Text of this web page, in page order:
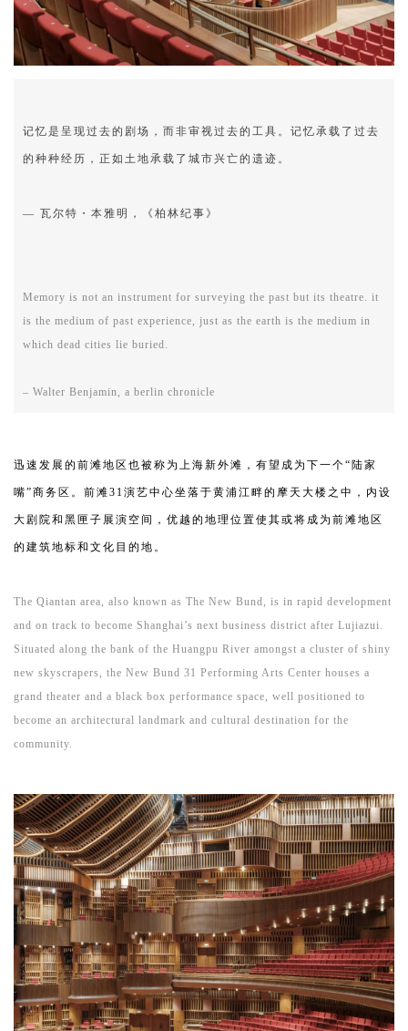
记忆是呈现过去的剧场，而非审视过去的工具。记忆承载了过去
的种种经历，正如土地承载了城市兴亡的遗迹。
— 瓦尔特・本雅明，《柏林纪事》
Memory is not an instrument for surveying the past but its theatre. it
is the medium of past experience, just as the earth is the medium in
which dead cities lie buried.
– Walter Benjamin, a berlin chronicle
迅速发展的前滩地区也被称为上海新外滩，有望成为下一个“陆家
嘴”商务区。前滩31演艺中心坐落于黄浦江畔的摩天大楼之中，内设
大剧院和黑匣子展演空间，优越的地理位置使其或将成为前滩地区
的建筑地标和文化目的地。
The Qiantan area, also known as The New Bund, is in rapid development
and on track to become Shanghai’s next business district after Lujiazui.
Situated along the bank of the Huangpu River amongst a cluster of shiny
new skyscrapers, the New Bund 31 Performing Arts Center houses a
grand theater and a black box performance space, well positioned to
become an architectural landmark and cultural destination for the
community.